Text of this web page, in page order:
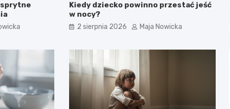
sprytne
Kiedy dziecko powinno przestać jeść
w nocy?
2 sierpnia 2026 Maja Nowicka